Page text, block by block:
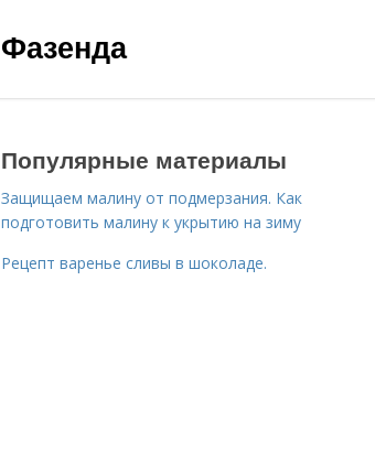
Фазенда
Популярные материалы
Защищаем малину от подмерзания. Как
подготовить малину к укрытию на зиму
Рецепт варенье сливы в шоколаде.